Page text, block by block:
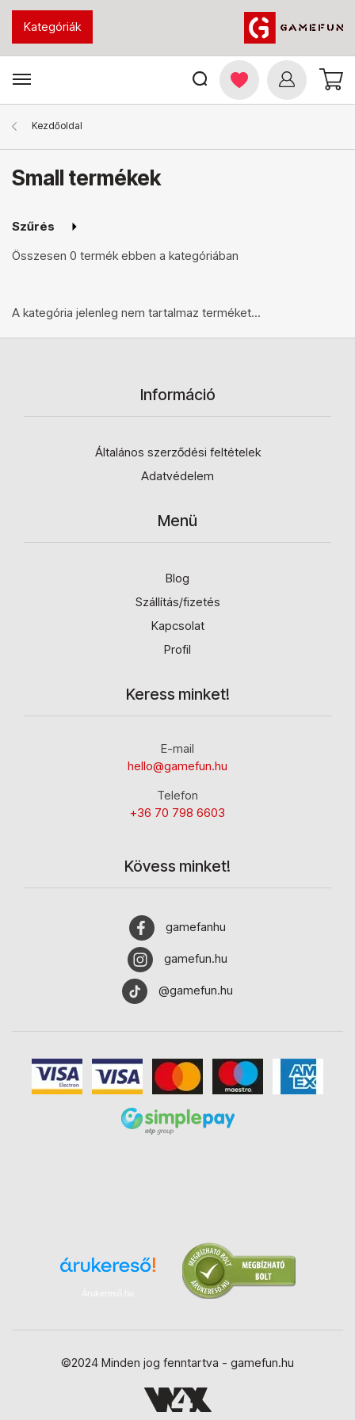
Kategóriák
Kezdőoldal
Small termékek
Szűrés
Összesen 0 termékebben a kategóriában
A kategória jelenleg nem tartalmaz terméket...
Információ
Általános szerződési feltételek
Adatvédelem
Menü
Blog
Szállítás/fizetés
Kapcsolat
Profil
Keress minket!
E-mail
hello@gamefun.hu
Telefon
+36 70 798 6603
Kövess minket!
gamefanhu
gamefun.hu
@gamefun.hu
Árukereső.hu
©2024 Minden jog fenntartva - gamefun.hu